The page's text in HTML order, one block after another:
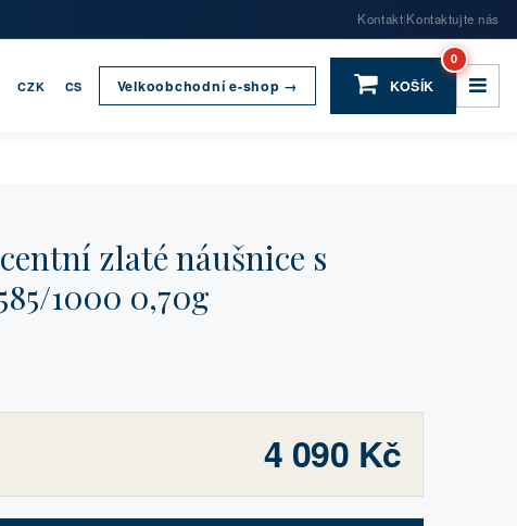
Kontakt|Kontaktujte nás
CZK CS Velkoobchodní e-shop → KOŠÍK
0
zlaté náušnice s
1000 0,70g
4 090 Kč